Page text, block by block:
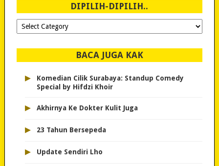
DIPILIH-DIPILIH..
Dipilih-
dipilih..
BACA JUGA KAK
▸
Komedian Cilik Surabaya: Standup Comedy
Special by Hifdzi Khoir
▸ Akhirnya Ke Dokter Kulit Juga
▸ 23 Tahun Bersepeda
▸ Update Sendiri Lho